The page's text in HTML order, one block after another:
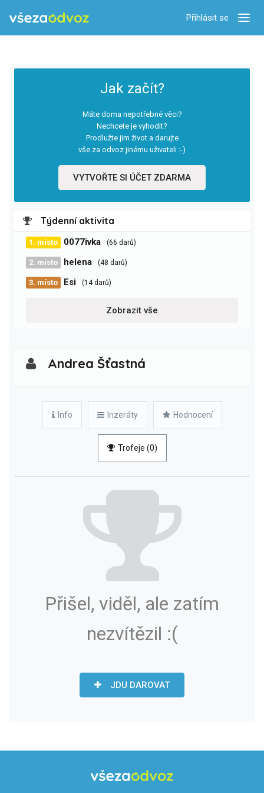
Přihlásit se
Jak začít?
Máte doma nepotřebné věci?
Nechcete je vyhodit?
Prodlužte jim život a darujte
vše za odvoz jinému uživateli :-)
VYTVOŘTE SI ÚČET ZDARMA
Týdenní aktivita
1. místo 0077ivka (66 darů)
2. místo helena (48 darů)
3. místo Esi (14 darů)
Zobrazit vše
Andrea Šťastná
Info Inzeráty Hodnocení
Trofeje (0)
Přišel, viděl, ale zatím
nezvítězil :(
JDU DAROVAT